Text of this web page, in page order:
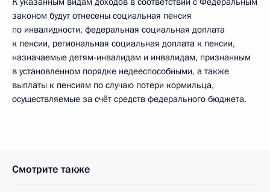
законом будут отнесены социальная пенсия
по инвалидности, федеральная социальная доплата
к пенсии, региональная социальная доплата к пенсии,
назначаемые детям-инвалидам и инвалидам, признанным
в установленном порядке недееспособными, а также
выплаты к пенсиям по случаю потери кормильца,
осуществляемые за счёт средств федерального бюджета.
Смотрите также